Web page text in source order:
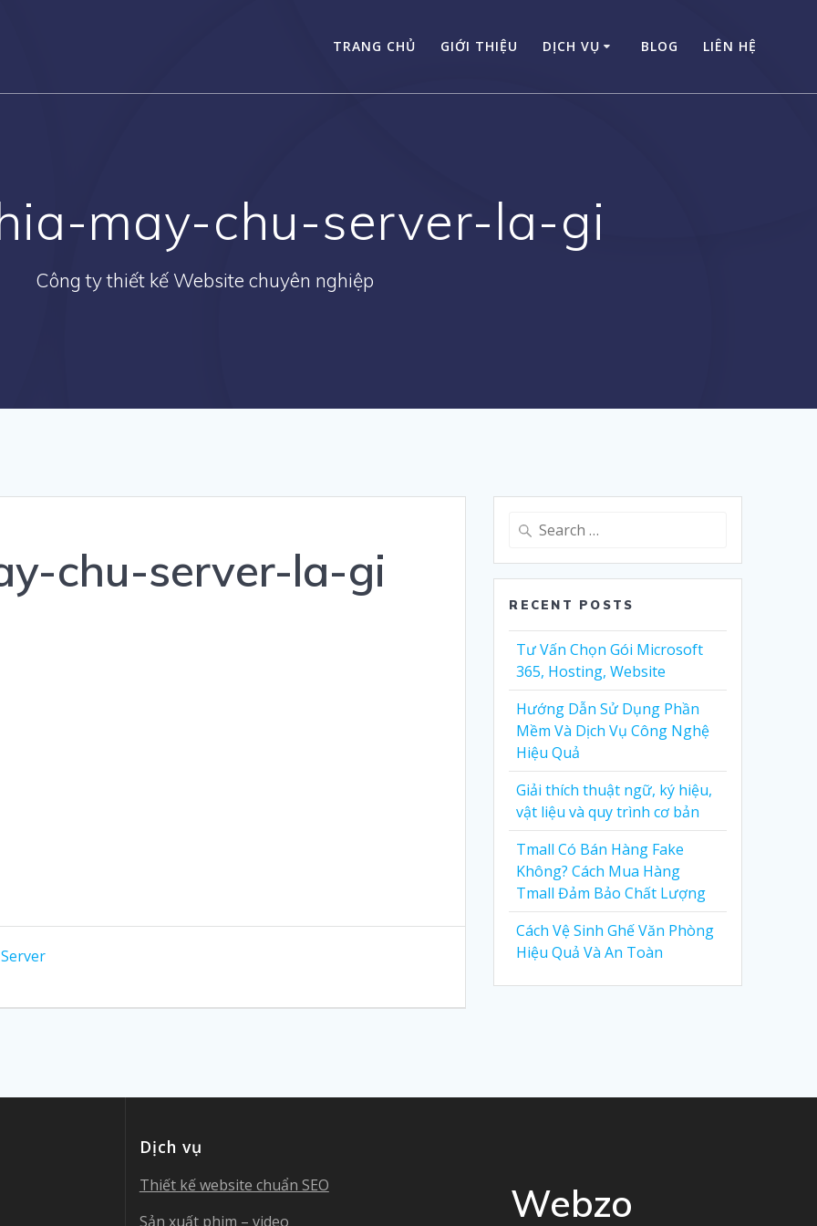
TRANG CHỦ GIỚI THIỆU DỊCH VỤ BLOG LIÊN HỆ
may-chu-server-la-gi
Công ty thiết kế Website chuyên nghiệp
chu-server-la-gi
Search
RECENT POSTS
Tư Vấn Chọn Gói Microsoft
365, Hosting, Website
Hướng Dẫn Sử Dụng Phần
Mềm Và Dịch Vụ Công Nghệ
Hiệu Quả
Giải thích thuật ngữ, ký hiệu,
vật liệu và quy trình cơ bản
Tmall Có Bán Hàng Fake
Không? Cách Mua Hàng
Tmall Đảm Bảo Chất Lượng
Cách Vệ Sinh Ghế Văn Phòng
Hiệu Quả Và An Toàn
Dịch vụ
Thiết kế website chuẩn SEO
Sản xuất phim – video
Webzo